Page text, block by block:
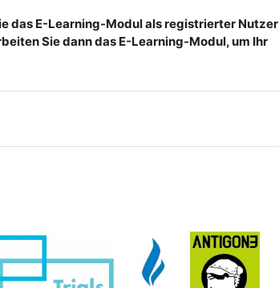
das E-Learning-Modul als registrierter Nutzer
Sie dann das E-Learning-Modul, um Ihr